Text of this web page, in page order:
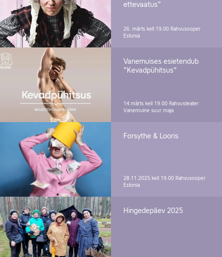
ettevaatus"
26. märts kell 19.00 Rahvusooper
Estonia
Vanemuises esietendub
"Kevadpühitsus"
14.märts kell 19.00 Rahvusteater
Vanemuine suur maja
Forsythe & Looris
28.11.2025 kell 19.00 Rahvusooper
Estonia
Hingedepäev 2025